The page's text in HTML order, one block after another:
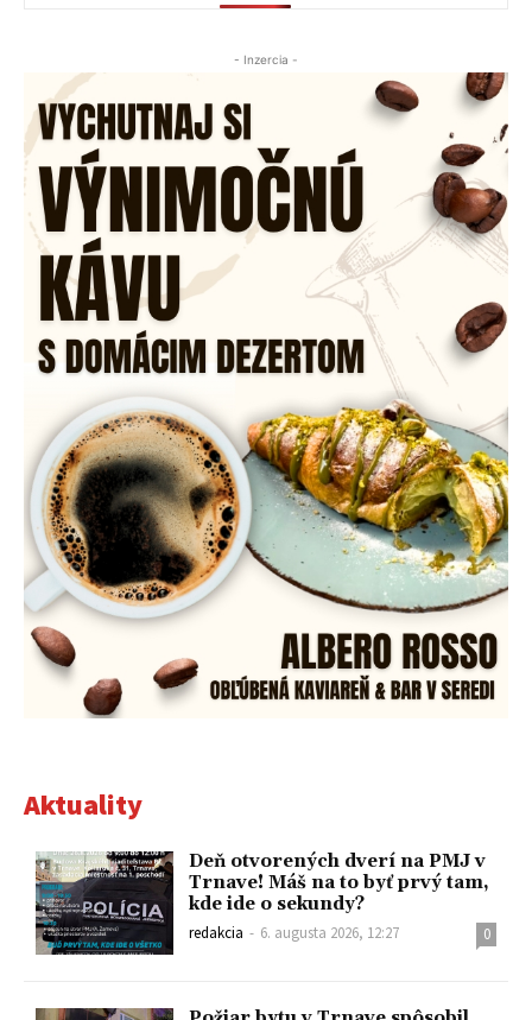
- Inzercia -
Aktuality
Deň otvorených dverí na PMJ v
Trnave! Máš na to byť prvý tam,
kde ide o sekundy?
redakcia - 6. augusta 2026, 12:27 0